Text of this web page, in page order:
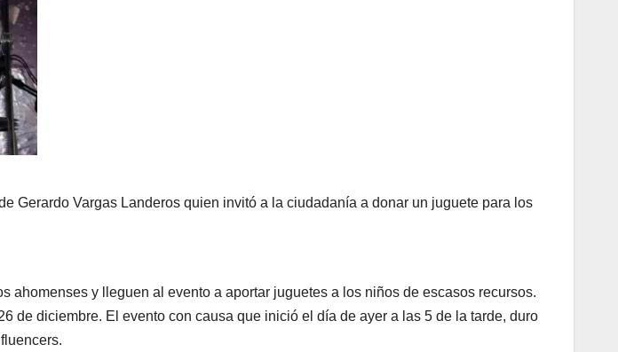
Gerardo Vargas Landeros quien invitó a la ciudadanía a donar un juguete para los
y lleguen al evento a aportar juguetes a los niños de escasos recursos.
de diciembre. El evento con causa que inició el día de ayer a las 5 de la tarde, duro